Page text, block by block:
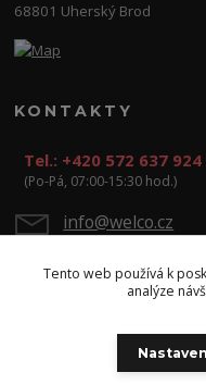
68801 Uherský Brod
KONTAKTY
Tel.: +420 572 637 924
(Po-Pá, 07:00-15:30 hod.)
info@welco.cz
Tento web používá k
analýze